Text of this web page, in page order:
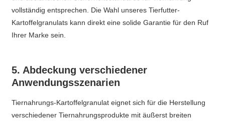
vollständig entsprechen. Die Wahl unseres Tierfutter-
Kartoffelgranulats kann direkt eine solide Garantie für den Ruf
Ihrer Marke sein.
5. Abdeckung verschiedener
Anwendungsszenarien
Tiernahrungs-Kartoffelgranulat eignet sich für die Herstellung
verschiedener Tiernahrungsprodukte mit äußerst breiten